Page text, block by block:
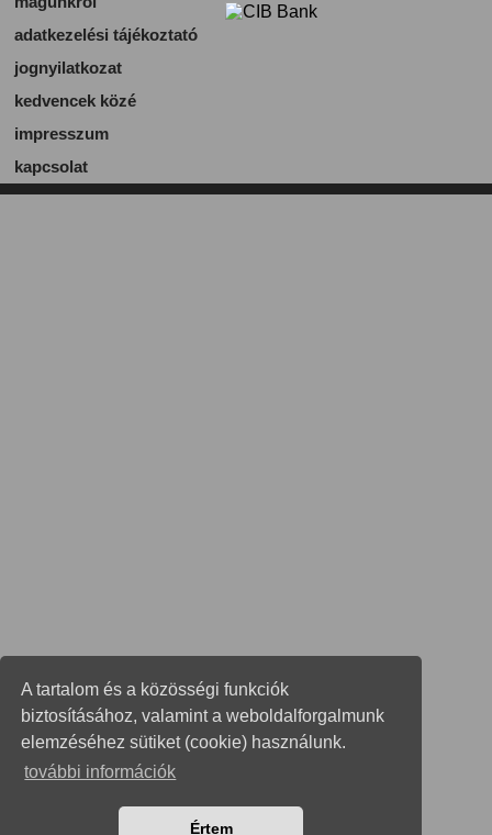
A tartalom és a közösségi funkciók
biztosításához, valamint a weboldalforgalmunk
elemzéséhez sütiket (cookie) használunk.
további információk
Értem
adatkezelési tájékoztató
jognyilatkozat
kedvencek közé
impresszum
kapcsolat